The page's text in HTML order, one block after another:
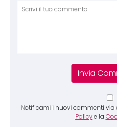
Notificami i nuovi commenti via
Policy e la